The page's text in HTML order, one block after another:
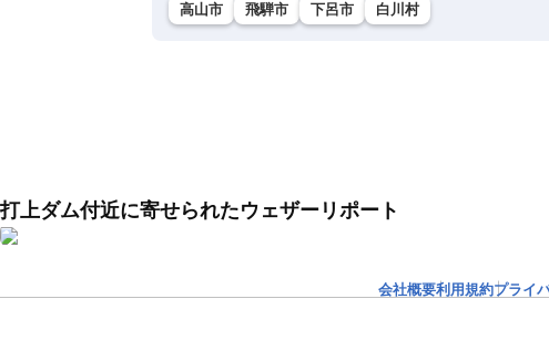
高山市 飛騨市 下呂市 白川村
打上ダム付近に寄せられたウェザーリポート
会社概要利用規約プライ